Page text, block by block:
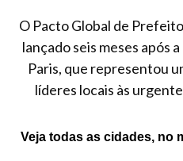
O Pacto Global de
lançado seis meses após
Paris, que representou
líderes locais às
Veja todas as cidades, no